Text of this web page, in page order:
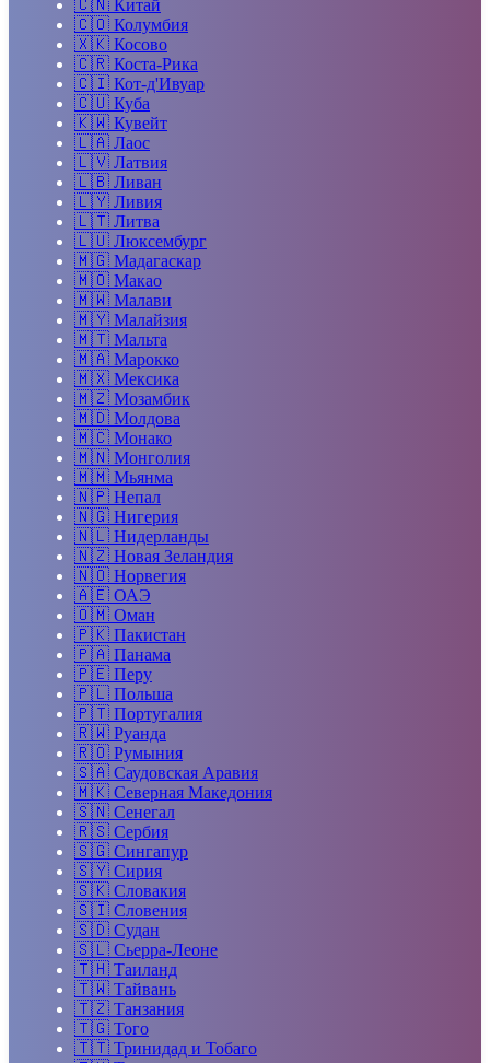
🇨🇳 Китай
🇨🇴 Колумбия
🇽🇰 Косово
🇨🇷 Коста-Рика
🇨🇮 Кот-д'Ивуар
🇨🇺 Куба
🇰🇼 Кувейт
🇱🇦 Лаос
🇱🇻 Латвия
🇱🇧 Ливан
🇱🇾 Ливия
🇱🇹 Литва
🇱🇺 Люксембург
🇲🇬 Мадагаскар
🇲🇴 Макао
🇲🇼 Малави
🇲🇾 Малайзия
🇲🇹 Мальта
🇲🇦 Марокко
🇲🇽 Мексика
🇲🇿 Мозамбик
🇲🇩 Молдова
🇲🇨 Монако
🇲🇳 Монголия
🇲🇲 Мьянма
🇳🇵 Непал
🇳🇬 Нигерия
🇳🇱 Нидерланды
🇳🇿 Новая Зеландия
🇳🇴 Норвегия
🇦🇪 ОАЭ
🇴🇲 Оман
🇵🇰 Пакистан
🇵🇦 Панама
🇵🇪 Перу
🇵🇱 Польша
🇵🇹 Португалия
🇷🇼 Руанда
🇷🇴 Румыния
🇸🇦 Саудовская Аравия
🇲🇰 Северная Македония
🇸🇳 Сенегал
🇷🇸 Сербия
🇸🇬 Сингапур
🇸🇾 Сирия
🇸🇰 Словакия
🇸🇮 Словения
🇸🇩 Судан
🇸🇱 Сьерра-Леоне
🇹🇭 Таиланд
🇹🇼 Тайвань
🇹🇿 Танзания
🇹🇬 Того
🇹🇹 Тринидад и Тобаго